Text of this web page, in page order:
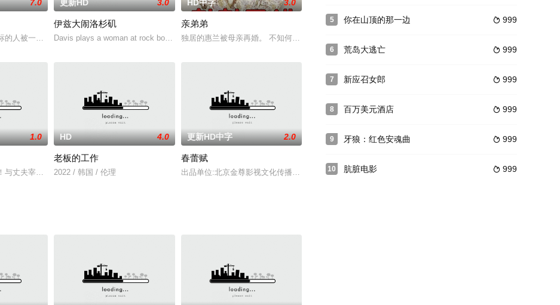
的新片[势不可挡](Uns
7.0
的人被一个醉酒的病人寡妇所启发
更新HD 3.0
伊兹大闹洛杉矶
Davis plays a woman at rock bottom who must find her
HD中字 3.0
亲弟弟
独居的惠兰被母亲再婚。 不知何故，他和父亲的外nie女相佑住在一起。 然而，随着时间的流逝，惠兰看到自
朋友。 补习开始后，被姐姐慧兰（Hye-ran）踢
1.0
与丈夫宰浩度蜜月的哈妮似乎对她的嫂子叶姬感到不舒服。她是一个贪图便宜的人，住在她哥哥
HD 4.0
老板的工作
2022 / 韩国 / 伦理
更新HD中字 2.0
春蕾赋
出品单位:北京金尊影视文化传播中心、温州市 电视剧制作中心、北京 盛嘉伟文化有限公司摄制单位:北京金尊
5  999
你在山顶的那一边
6  999
荒岛大逃亡
7  999
新应召女郎
8  999
百万美元酒店
9  999
牙狼：红色安魂曲
10  999
肮脏电影